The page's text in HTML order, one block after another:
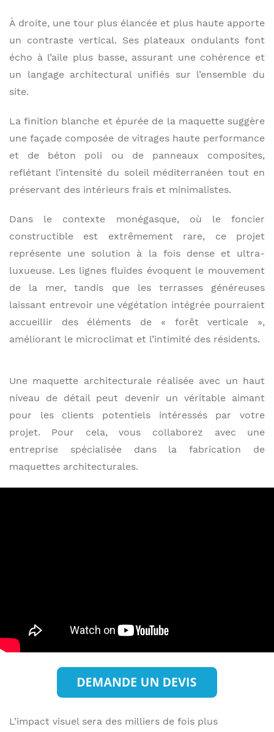
À droite, une tour plus élancée et plus haute apporte
un contraste vertical. Ses plateaux ondulants font
écho à l’aile plus basse, assurant une cohérence et
un langage architectural unifiés sur l’ensemble du
site.
La finition blanche et épurée de la maquette suggère
une façade composée de vitrages haute performance
et de béton poli ou de panneaux composites,
reflétant l’intensité du soleil méditerranéen tout en
préservant des intérieurs frais et minimalistes.
Dans le contexte monégasque, où le foncier
constructible est extrêmement rare, ce projet
représente une solution à la fois dense et ultra-
luxueuse. Les lignes fluides évoquent le mouvement
de la mer, tandis que les terrasses généreuses
laissant entrevoir une végétation intégrée pourraient
accueillir des éléments de « forêt verticale »,
améliorant le microclimat et l’intimité des résidents.
Une maquette architecturale réalisée avec un haut
niveau de détail peut devenir un véritable aimant
pour les clients potentiels intéressés par votre
projet. Pour cela, vous collaborez avec une
entreprise spécialisée dans la fabrication de
maquettes architecturales.
L’impact visuel sera des milliers de fois plus